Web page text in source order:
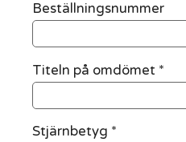
Beställningsnummer
Titeln på omdömet *
Stjärnbetyg *